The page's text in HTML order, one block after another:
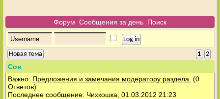
Форум Сообщения за день Поиск
1 2
Новая тема
Сон
Важно: Предложения и замечания модератору раздела. (0
Ответов)
Последнее сообщение: Чихкошка, 01.03.2012 21:23